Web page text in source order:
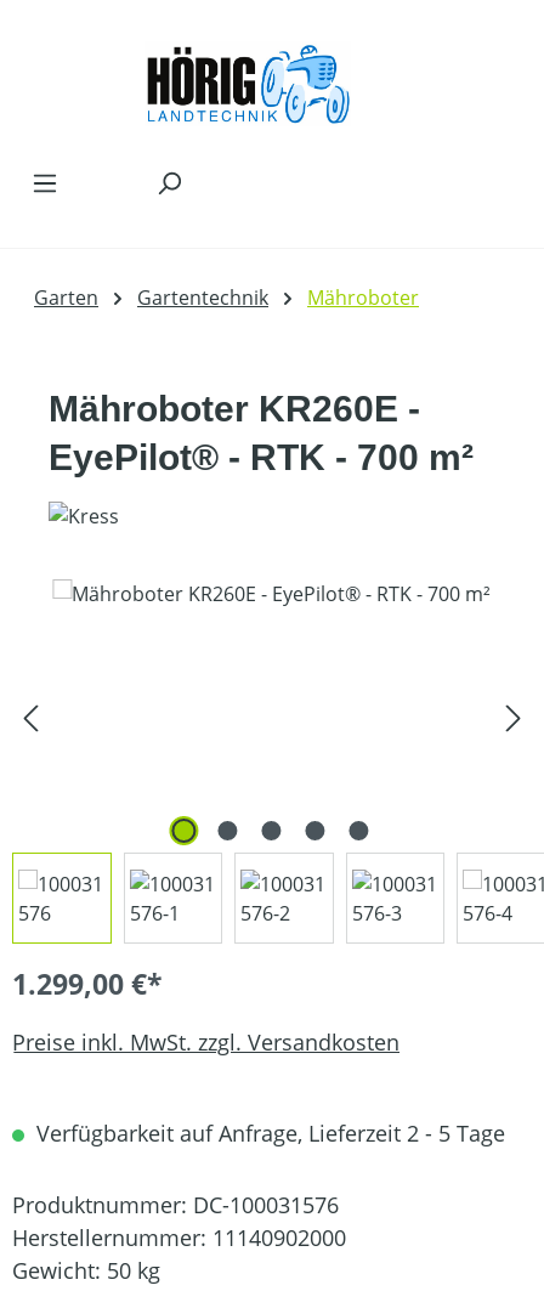
Garten Gartentechnik Mähroboter
Mähroboter KR260E -
EyePilot® - RTK - 700 m²
Bildergalerie überspringen
1.299,00 €*
Preise inkl. MwSt. zzgl. Versandkosten
Verfügbarkeit auf Anfrage, Lieferzeit 2 - 5 Tage
Produktnummer: DC-100031576
Herstellernummer: 11140902000
Gewicht: 50 kg